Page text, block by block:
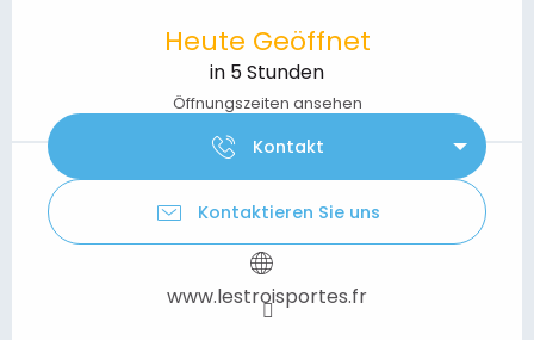
Heute Geöffnet
in 5 Stunden
Öffnungszeiten ansehen
Kontakt
Kontaktieren Sie uns
www.lestroisportes.fr